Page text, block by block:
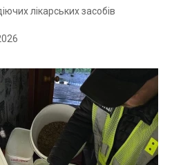
лікарських засобів